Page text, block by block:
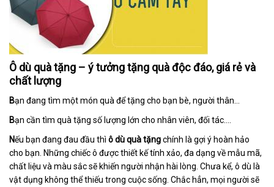
Ô dù quà tặng – ý tưởng tặng quà độc đáo, giá rẻ và
chất lượng
Bạn đang tìm một món quà để tặng cho bạn bè, người thân…
Bạn cần tìm quà tặng số lượng lớn cho nhân viên, đối tác….
Nếu bạn đang đau đầu thì ô dù quà tặngchính là gợi ý hoàn hảo
cho bạn. Những chiếc ô được thiết kế tính xảo, đa dạng về mẫu mã,
chất liệu và màu sắc sẽ khiến người nhận hài lòng. Chưa kể, ô dù là
vật dụng không thể thiếu trong cuộc sống. Chắc hẳn, mọi người sẽ